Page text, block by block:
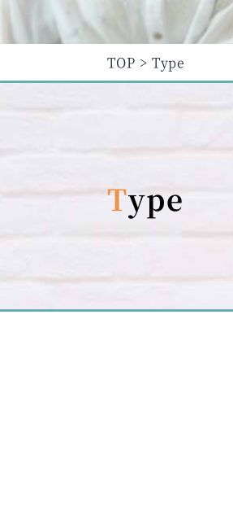
TOP Type
Type